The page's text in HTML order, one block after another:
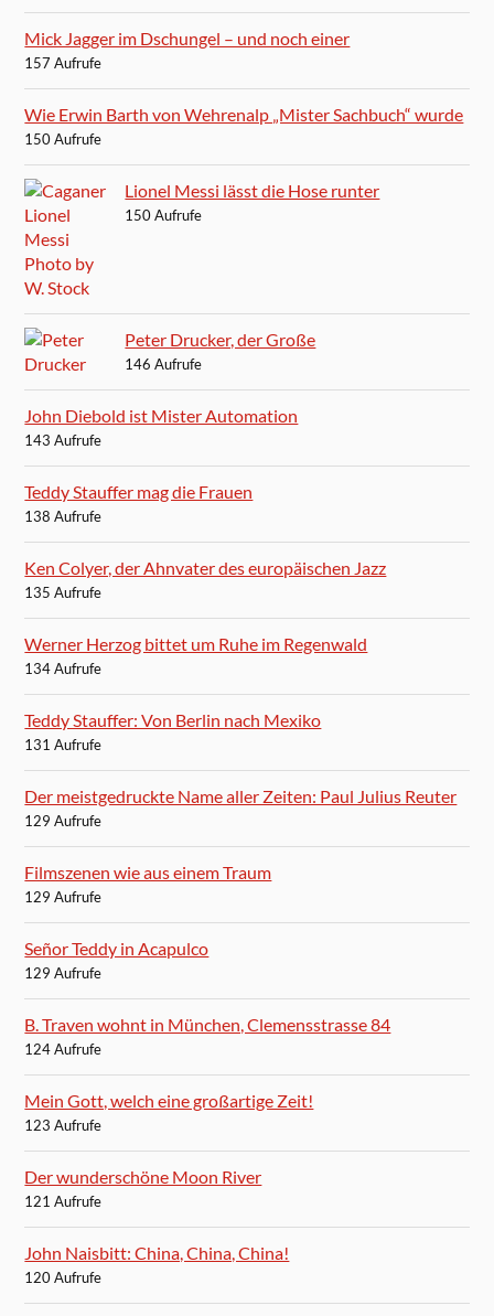
Mick Jagger im Dschungel – und noch einer
157 Aufrufe
Wie Erwin Barth von Wehrenalp „Mister Sachbuch“ wurde
150 Aufrufe
Lionel Messi lässt die Hose runter
150 Aufrufe
Peter Drucker, der Große
146 Aufrufe
John Diebold ist Mister Automation
143 Aufrufe
Teddy Stauffer mag die Frauen
138 Aufrufe
Ken Colyer, der Ahnvater des europäischen Jazz
135 Aufrufe
Werner Herzog bittet um Ruhe im Regenwald
134 Aufrufe
Teddy Stauffer: Von Berlin nach Mexiko
131 Aufrufe
Der meistgedruckte Name aller Zeiten: Paul Julius Reuter
129 Aufrufe
Filmszenen wie aus einem Traum
129 Aufrufe
Señor Teddy in Acapulco
129 Aufrufe
B. Traven wohnt in München, Clemensstrasse 84
124 Aufrufe
Mein Gott, welch eine großartige Zeit!
123 Aufrufe
Der wunderschöne Moon River
121 Aufrufe
John Naisbitt: China, China, China!
120 Aufrufe